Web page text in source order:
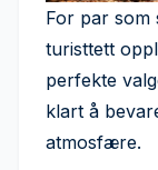
For par som
turisttett
perfekte
klart å
atmosfære.